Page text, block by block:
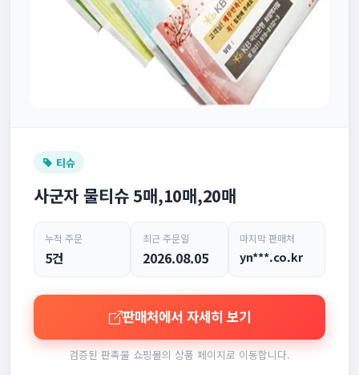
티슈
사군자 물티슈 5매,10매,20매
누적 주문
5건
최근 주문일
2026.08.05
마지막 판매처
yn***.co.kr
판매처에서 자세히 보기
검증된 판촉물 쇼핑몰의 상품 페이지로 이동합니다.